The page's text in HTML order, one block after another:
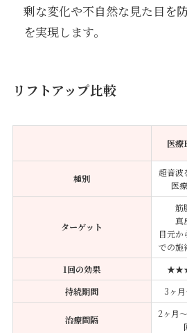
剰な変化や不自然な見た目を
を実現します。
リフトアップ比較
医
種別
超音波
医
ターゲット
筋
真
目元か
での施
1回の効果
持続期間
3ヶ
治療間隔
2ヶ月